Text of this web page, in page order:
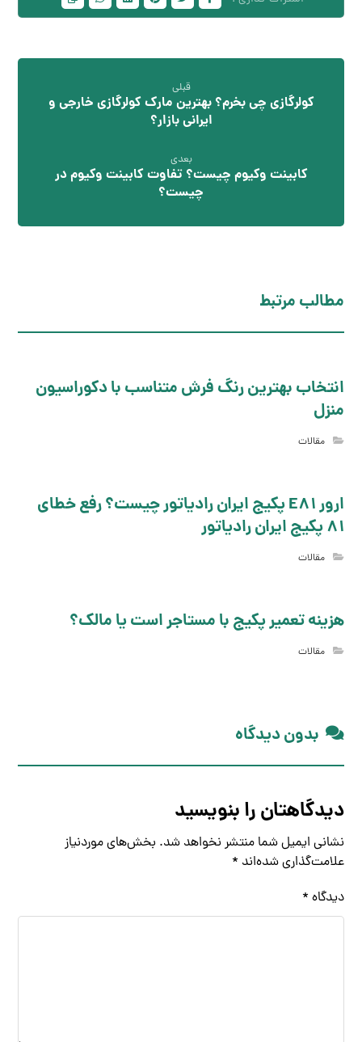
قبلی
کولرگازی چی بخرم؟ بهترین مارک کولرگازی خارجی و
ایرانی بازار؟
بعدی
کابینت وکیوم چیست؟ تفاوت کابینت وکیوم در
چیست؟
مطالب مرتبط
انتخاب بهترین رنگ فرش متناسب با دکوراسیون
منزل
مقالات
ارور E81 پکیج ایران رادیاتور چیست؟ رفع خطای
81 پکیج ایران رادیاتور
مقالات
هزینه تعمیر پکیج با مستاجر است یا مالک؟
مقالات
بدون دیدگاه
دیدگاهتان را بنویسید
نشانی ایمیل شما منتشر نخواهد شد. بخش‌های موردنیاز
علامت‌گذاری شده‌اند *
دیدگاه *